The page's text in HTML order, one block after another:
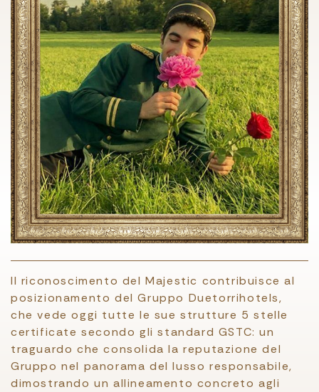
Il riconoscimento del Majestic contribuisce al
posizionamento del Gruppo Duetorrihotels,
che vede oggi tutte le sue strutture 5 stelle
certificate secondo gli standard GSTC: un
traguardo che consolida la reputazione del
Gruppo nel panorama del lusso responsabile,
dimostrando un allineamento concreto agli